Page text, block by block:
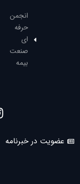
انجمن
حرفه
ای
صنعت
بیمه
عضویت در خبرنامه